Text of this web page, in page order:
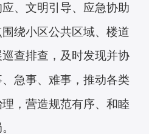
、文明引导、应急协助
绕小区公共区域、楼道
查排查，及时发现并协
急事、难事，推动各类
，营造规范有序、和睦